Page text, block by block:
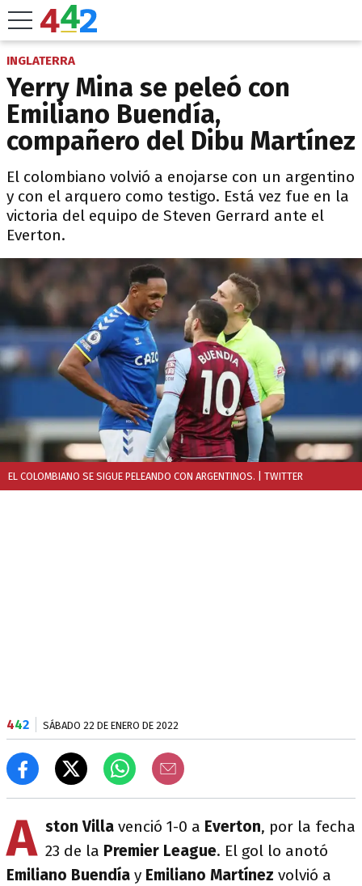
INGLATERRA
Yerry Mina se peleó con
Emiliano Buendía,
compañero del Dibu Martínez
El colombiano volvió a enojarse con un argentino
y con el arquero como testigo. Está vez fue en la
victoria del equipo de Steven Gerrard ante el
Everton.
EL COLOMBIANO SE SIGUE PELEANDO CON ARGENTINOS. | TWITTER
442 SÁBADO 22 DE ENERO DE 2022
A ston Villa venció 1-0 a Everton, por la fecha
23 de la Premier League. El gol lo anotó
Emiliano Buendía y Emiliano Martínez volvió a